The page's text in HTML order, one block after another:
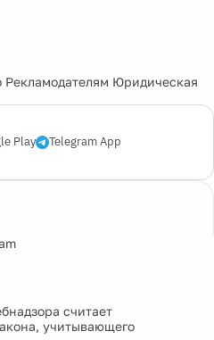
Рекламодателям Юридическая
Play Telegram App
считает
учитывающего